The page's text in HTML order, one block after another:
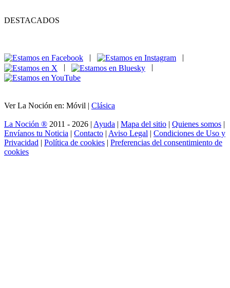
DESTACADOS
|
|
|
|
Ver La Noción en: Móvil | Clásica
La Noción ® 2011 - 2026 | Ayuda | Mapa del sitio | Quienes somos |
Envíanos tu Noticia | Contacto | Aviso Legal | Condiciones de Uso y
Privacidad | Política de cookies | Preferencias del consentimiento de
cookies